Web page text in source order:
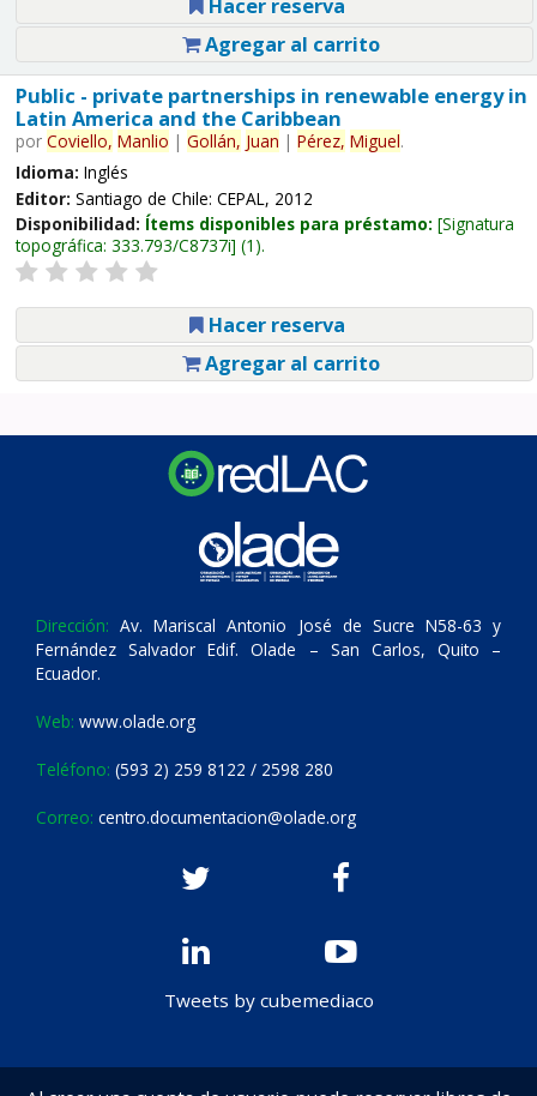
Agregar al carrito
Public - private partnerships in renewable energy in
Latin America and the Caribbean
por Coviello, Manlio | Gollán, Juan | Pérez, Miguel.
Idioma: Inglés
Editor: Santiago de Chile: CEPAL, 2012
Disponibilidad: Ítems disponibles para préstamo: Signatura
topográfica: 333.793/C8737i (1).
Hacer reserva
Agregar al carrito
Dirección: Av. Mariscal Antonio José de Sucre N58-63 y
Fernández Salvador Edif. Olade – San Carlos, Quito –
Ecuador.
Web: www.olade.org
Teléfono: (593 2) 259 8122 / 2598 280
Correo: centro.documentacion@olade.org
Tweets by cubemediaco